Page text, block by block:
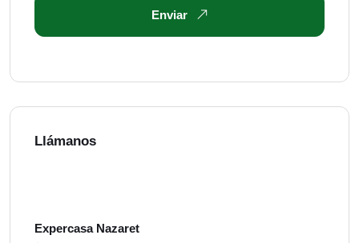
Enviar
Llámanos
Expercasa Nazaret